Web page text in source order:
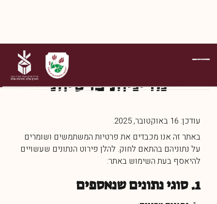
מדיניות פרטיות
עודכן: 16 באוקטובר, 2025.
באתר זה אנו מכבדים את פרטיות המשתמשים ושומרים
על נתוניהם בהתאם לחוק. להלן פירוט הנתונים שעשויים
להיאסף בעת השימוש באתר:
1. סוגי נתונים שנאספים